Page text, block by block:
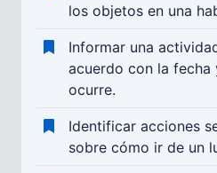
los objetos en una
Informar una
acuerdo con la fecha
ocurre.
Identificar acciones
sobre cómo ir de un